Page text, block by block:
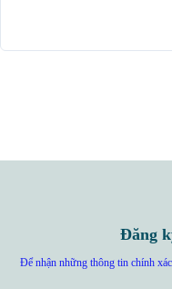
Đăng
Để nhận những thông tin chính